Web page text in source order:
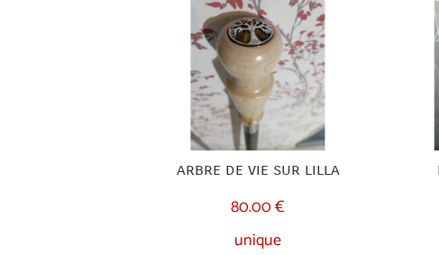
arbre de vie sur lilla
80.00 €
unique